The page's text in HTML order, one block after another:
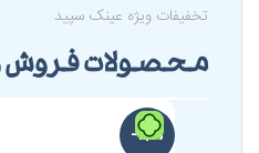
تخفیفات ویژه عینک سپید
محصولات فروش
-17%